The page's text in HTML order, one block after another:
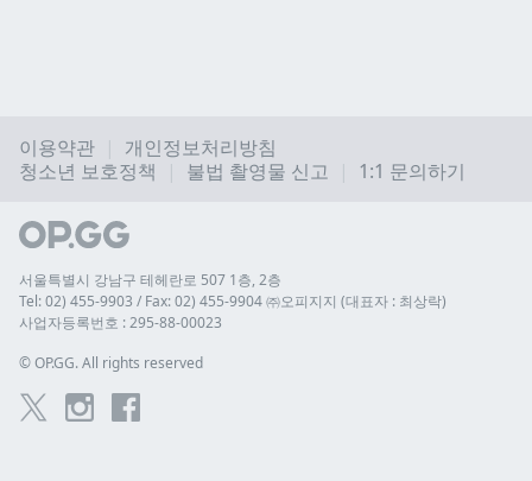
이용약관
개인정보처리방침
청소년 보호정책
불법 촬영물 신고 1:1 문의하기
서울특별시 강남구 테헤란로 507 1층, 2층
Tel: 02) 455-9903 / Fax: 02) 455-9904 ㈜오피지지 (대표자 : 최상락)
사업자등록번호 : 295-88-00023
© OP.GG. All rights reserved